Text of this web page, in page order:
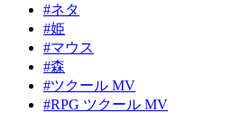
#ネタ
#姫
#マウス
#森
#ツクール MV
#RPG ツクール MV